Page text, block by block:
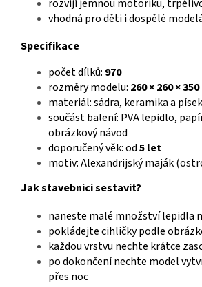
rozvíjí jemnou motoriku,
vhodná pro děti i dospělé
Specifikace
počet dílků: 970
rozměry modelu: 260 × 260 ×
materiál: sádra, keramika a písek
součást balení: PVA lepidlo,
obrázkový návod
doporučený věk: od5 let
motiv: Alexandrijský maják
Jak stavebnici sestavit?
naneste malé množství lepidla
pokládejte cihličky podle
každou vrstvu nechte krátce
po dokončení nechte model
přes noc